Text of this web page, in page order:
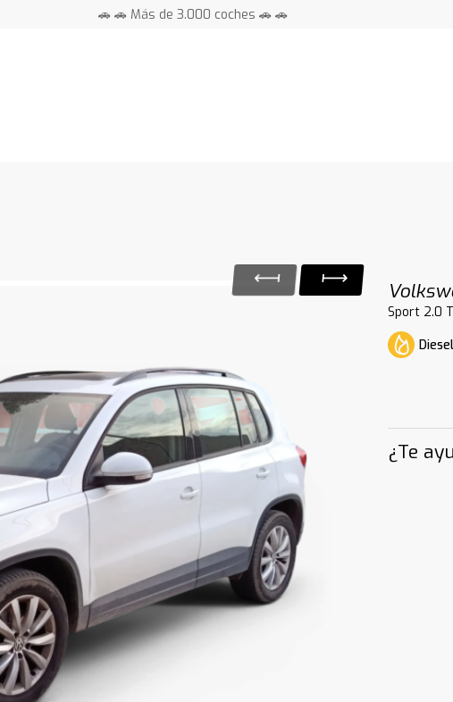
🚗 🚗 Más de 3.000 coches 🚗 🚗
Sport 2.0
Diesel
¿Te